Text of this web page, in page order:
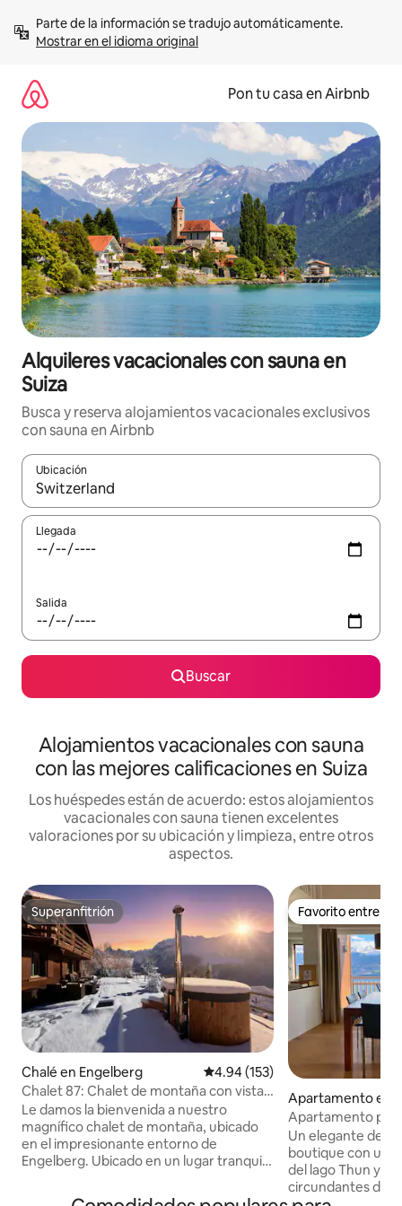
contenidoMostrar en el idioma original
Pon tu casa en Airbnb
Alquileres vacacionales con sauna en
Suiza
Busca y reserva alojamientos vacacionales exclusivos
con sauna en Airbnb
Ubicación
Cuando los resultados estén disponibles, navega con las
Llegada
Salida
Buscar
Alojamientos vacacionales con sauna
con las mejores calificaciones en Suiza
Los huéspedes están de acuerdo: estos alojamientos
vacacionales con sauna tienen excelentes
valoraciones por su ubicación y limpieza, entre otros
aspectos.
Superanfitrión
Superanfitrión
Chalé en Engelberg Calificación promedio: 4.94 de
4.94 (153)
Chalet 87: Chalet de montaña con vistas
espectaculares
Le damos la bienvenida a nuestro
magnífico chalet de montaña, ubicado
en el impresionante entorno de
Engelberg. Ubicado en un lugar tranquilo
ofrece vistas panorámicas, paz y
Favorito entre
Favorito entre
Apartamento en
Apartamento
gratuito y vistas
Un elegante
boutique con una
del lago Thun y
circundantes del